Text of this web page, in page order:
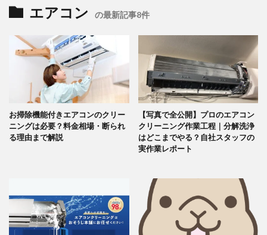
エアコン の最新記事8件
お掃除機能付きエアコンのクリー
ニングは必要？料金相場・断られ
る理由まで解説
【写真で全公開】プロのエアコン
クリーニング作業工程｜分解洗浄
はどこまでやる？自社スタッフの
実作業レポート